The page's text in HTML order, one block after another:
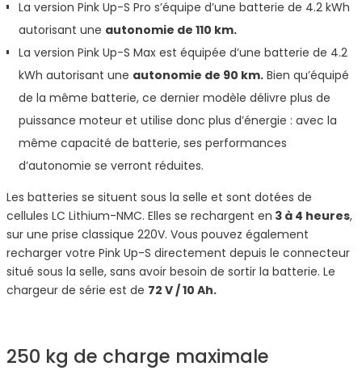
La version Pink Up-S Pro s’équipe d’une batterie de 4.2 kWh
autorisant une autonomie de 110 km.
La version Pink Up-S Max est équipée d’une batterie de 4.2
kWh autorisant une autonomie de 90 km. Bien qu’équipé
de la même batterie, ce dernier modèle délivre plus de
puissance moteur et utilise donc plus d’énergie : avec la
même capacité de batterie, ses performances
d’autonomie se verront réduites.
Les batteries se situent sous la selle et sont dotées de
cellules LC Lithium-NMC. Elles se rechargent en 3 à 4 heures,
sur une prise classique 220V. Vous pouvez également
recharger votre Pink Up-S directement depuis le connecteur
situé sous la selle, sans avoir besoin de sortir la batterie. Le
chargeur de série est de 72 V / 10 Ah.
250 kg de charge maximale